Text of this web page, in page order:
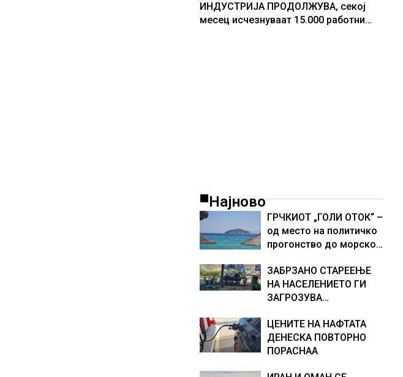
ИНДУСТРИЈА ПРОДОЛЖУВА, секој
месец исчезнуваат 15.000 работни
Најново
ГРЧКИОТ „ГОЛИ ОТОК“ –
од место на политичко
прогонство до морско
ЗАБРЗАНО СТАРЕЕЊЕ
НА НАСЕЛЕНИЕТО ГИ
ЗАГРОЗУВА
ВО ЕВРОПА и
долгорочниот
економски раст
ЦЕНИТЕ НА НАФТАТА
ДЕНЕСКА ПОВТОРНО
ПОРАСНАА